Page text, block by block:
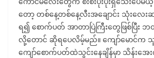
တော့ တစ်နေ့တစ်နေ့လီးအချောင်း သုံးလေ
ရ၍ စောက်ပတ် အာတာပြဲကြီးတွေဖြစ်ပြီ
လို့တောင် ဆိုရပေလိမ့်မည်။ ကျော်မောင်က
ကျော်စောက်ပတ်ထဲသွင်းနေချိန်မှာ သိန်း